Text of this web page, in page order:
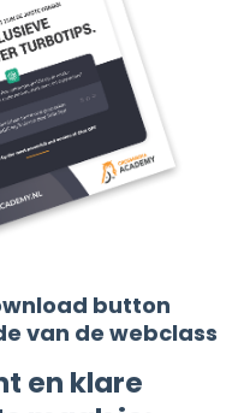
button
van de webclass
en klare